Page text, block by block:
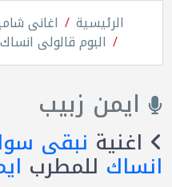
الرئيسية اغانى
البوم قالولى انساك
ايمن زبيب
اغنية نبقى سوا
انساك للمطرب